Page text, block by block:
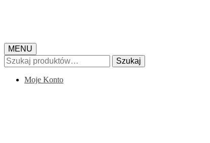
MENU
Szukaj:
Szukaj
Moje Konto